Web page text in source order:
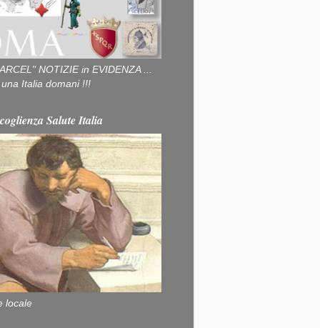
NOTIZIE in EVIDENZA ...
Italia domani !!!
Salute Italia
locale